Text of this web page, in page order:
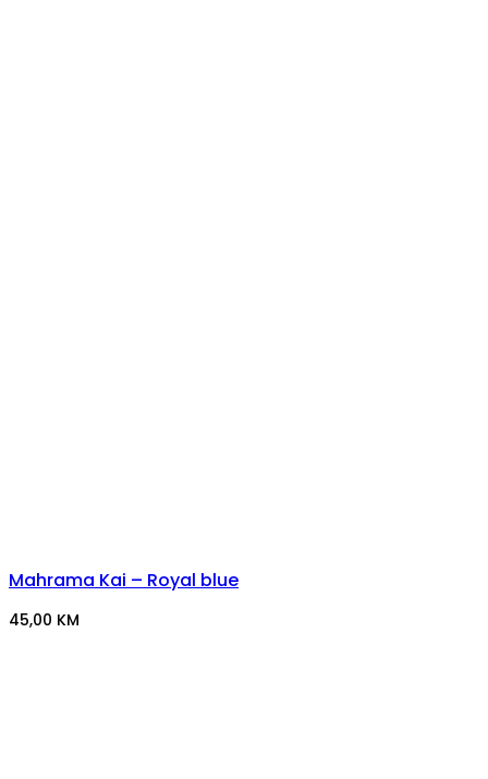
Mahrama Kai – Royal blue
45,00 KM